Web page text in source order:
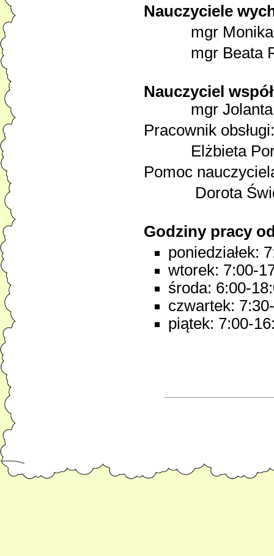
Nauczyciele
mgr Monika
mgr
Nauczyciel
mgr Jolanta
Pracownik obsługi:
Elżbieta
Pomoc
Dorota
Godziny pracy
poniedziałek:
wtorek: 7:00-
środa: 6:00-
czwartek:
piątek: 7:00-